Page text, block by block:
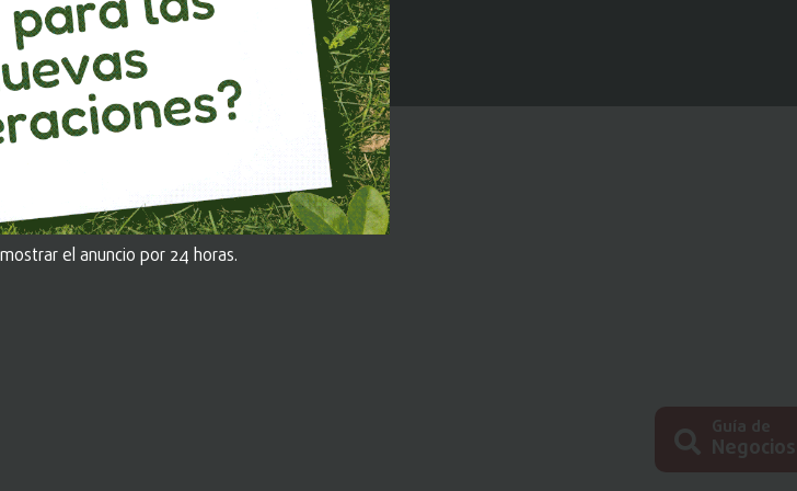
Guía de
el anuncio por 24 horas.